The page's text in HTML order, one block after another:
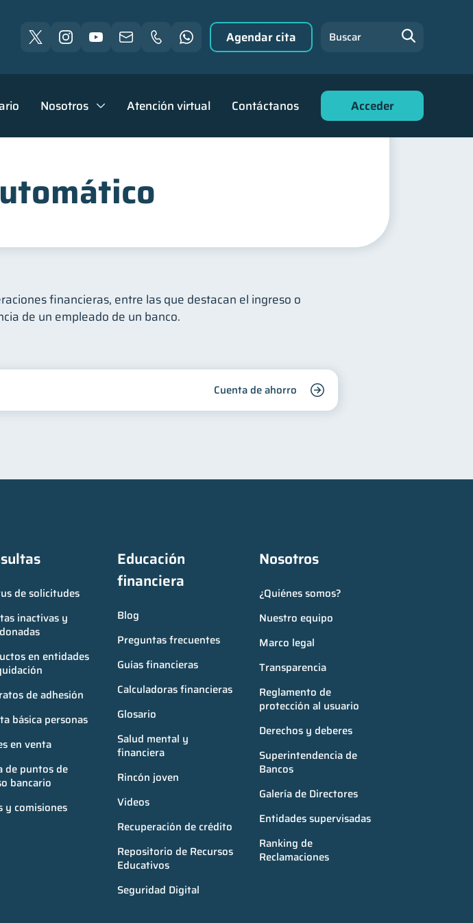
Nosotros Atención virtual Contáctanos Acceder
Agendar cita Buscar
financieras, entre las que destacan el ingreso o
de un empleado de un banco.
Cuenta de ahorro
de solicitudes
inactivas y
en entidades
de adhesión
básica personas
en venta
de puntos de
bancario
y comisiones
Educación
financiera
Blog
Preguntas frecuentes
Guías financieras
Calculadoras financieras
Glosario
Salud mental y
financiera
Rincón joven
Videos
Recuperación de crédito
Repositorio de Recursos
Educativos
Seguridad Digital
Nosotros
¿Quiénes somos?
Nuestro equipo
Marco legal
Transparencia
Reglamento de
protección al usuario
Derechos y deberes
Superintendencia de
Bancos
Galería de Directores
Entidades supervisadas
Ranking de
Reclamaciones